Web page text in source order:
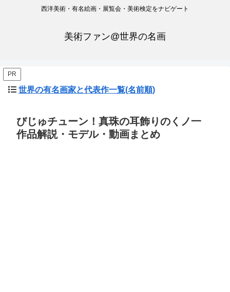
西洋美術・有名絵画・展覧会・美術検定をナビゲート
美術ファン@世界の名画
PR
世界の有名画家と代表作一覧(名前順)
びじゅチューン！真珠の耳飾りのくノ一
作品解説・モデル・動画まとめ